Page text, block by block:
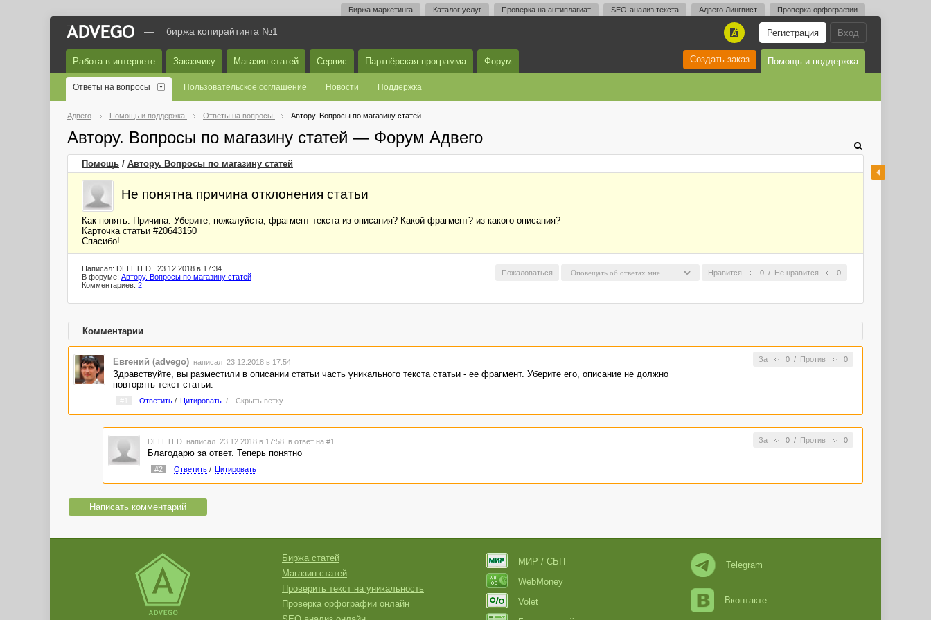
Биржа маркетинга Каталог услуг Проверка на антиплагиат SEO-анализ текста Адвего Лингвист Проверка орфографии
Вход
Регистрация
A
— биржа копирайтинга №1
Работа в интернете Заказчику Магазин статей Сервис Партнёрская программа Форум Помощь и поддержка
Создать заказ
Ответы на вопросы Пользовательское соглашение Новости Поддержка
Адвего Помощь и поддержка Ответы на вопросы Автору. Вопросы по магазину статей
Автору. Вопросы по магазину статей — Форум Адвего
Помощь / Автору. Вопросы по магазину статей
Не понятна причина отклонения статьи
Как понять: Причина: Уберите, пожалуйста, фрагмент текста из описания? Какой фрагмент? из какого описания?
Карточка статьи #20643150
Спасибо!
Нравится 0 / Не нравится 0
Пожаловаться
Написал: DELETED , 23.12.2018 в 17:34
В форуме: Автору. Вопросы по магазину статей
Комментариев: 2
Комментарии
За 0/ Против 0
Евгений (advego) написал 23.12.2018 в 17:54
Здравствуйте, вы разместили в описании статьи часть уникального текста статьи - ее фрагмент. Уберите его, описание не должно
повторять текст статьи.
Ответить/ Цитировать / Скрыть ветку
За 0/ Против 0
DELETED написал 23.12.2018 в 17:58 в ответ на #1
Благодарю за ответ. Теперь понятно
#2 Ответить/ Цитировать
Написать комментарий
Биржа статей
Магазин статей
Проверить текст на уникальность
Проверка орфографии онлайн
МИР / СБП
WebMoney
Volet
Telegram
Вконтакте